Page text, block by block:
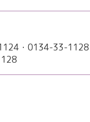
・0134-33-1128